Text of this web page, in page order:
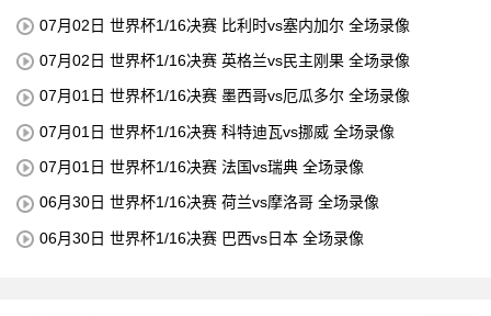
07月02日 世界杯1/16决赛 比利时vs塞内加尔 全场录像
07月02日 世界杯1/16决赛 英格兰vs民主刚果 全场录像
07月01日 世界杯1/16决赛 墨西哥vs厄瓜多尔 全场录像
07月01日 世界杯1/16决赛 科特迪瓦vs挪威 全场录像
07月01日 世界杯1/16决赛 法国vs瑞典 全场录像
06月30日 世界杯1/16决赛 荷兰vs摩洛哥 全场录像
06月30日 世界杯1/16决赛 巴西vs日本 全场录像